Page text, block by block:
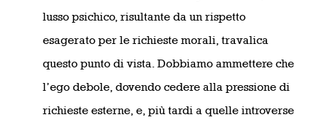
lusso psichico, risultante da un rispetto
esagerato per le richieste morali, travalica
questo punto di vista. Dobbiamo ammettere che
l’ego debole, dovendo cedere alla pressione di
richieste esterne, e, più tardi a quelle introverse